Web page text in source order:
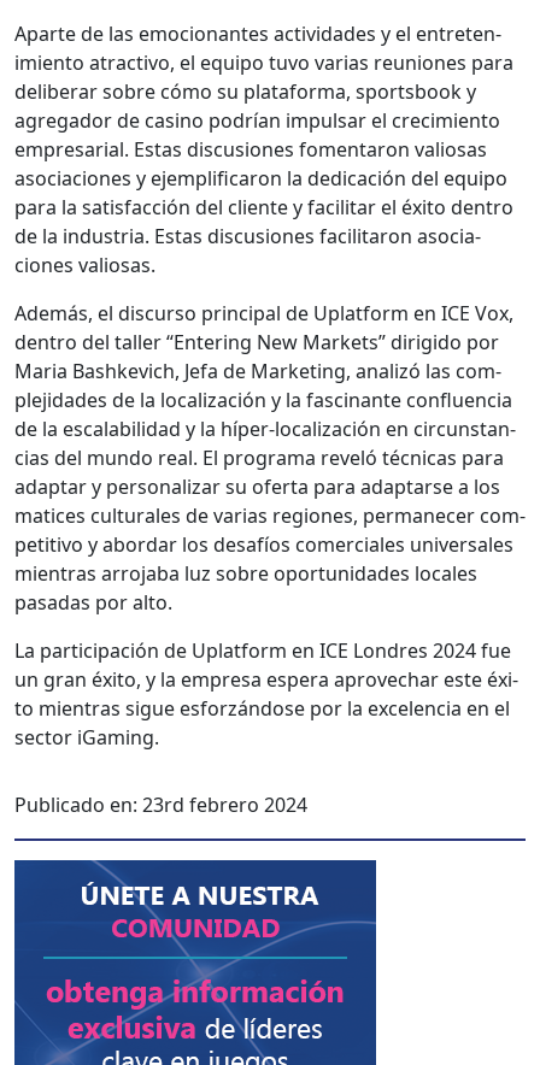
Aparte de las emo­cio­nantes activi­dades y el entreten­
imien­to atrac­ti­vo, el equipo tuvo varias reuniones para
delib­er­ar sobre cómo su platafor­ma, sports­book y
agre­gador de casi­no podrían impul­sar el crec­imien­to
empre­sar­i­al. Estas dis­cu­siones fomen­taron valiosas
aso­cia­ciones y ejem­pli­fi­caron la ded­i­cación del equipo
para la sat­is­fac­ción del cliente y facil­i­tar el éxi­to den­tro
de la indus­tria. Estas dis­cu­siones facil­i­taron aso­cia­
ciones valiosas.
Además, el dis­cur­so prin­ci­pal de Uplat­form en ICE Vox,
den­tro del taller “Enter­ing New Mar­kets” dirigi­do por
Maria Bashke­vich, Jefa de Mar­ket­ing, anal­izó las com­
ple­ji­dades de la local­ización y la fasci­nante con­flu­en­cia
de la escal­a­bil­i­dad y la híper-local­ización en cir­cun­stan­
cias del mun­do real. El pro­gra­ma rev­eló téc­ni­cas para
adap­tar y per­son­alizar su ofer­ta para adap­tarse a los
mat­ices cul­tur­ales de varias regiones, per­manecer com­
pet­i­ti­vo y abor­dar los desafíos com­er­ciales uni­ver­sales
mien­tras arro­ja­ba luz sobre opor­tu­nidades locales
pasadas por alto.
La par­tic­i­pación de Uplat­form en ICE Lon­dres 2024 fue
un gran éxi­to, y la empre­sa espera aprovechar este éxi­
to mien­tras sigue esforzán­dose por la exce­len­cia en el
sec­tor iGam­ing.
Publicado en: 23rd febrero 2024